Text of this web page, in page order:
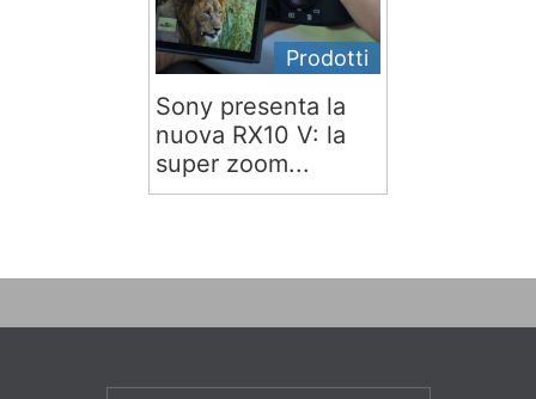
Prodotti
Sony presenta la
nuova RX10 V: la
super zoom...